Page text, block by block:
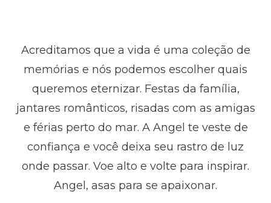
Acreditamos que a vida é uma coleção de
memórias e nós podemos escolher quais
queremos eternizar. Festas da família,
jantares românticos, risadas com as amigas
e férias perto do mar. A Angel te veste de
confiança e você deixa seu rastro de luz
onde passar. Voe alto e volte para inspirar.
Angel, asas para se apaixonar.